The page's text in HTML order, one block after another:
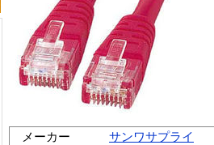
メーカー
サンワサプライ